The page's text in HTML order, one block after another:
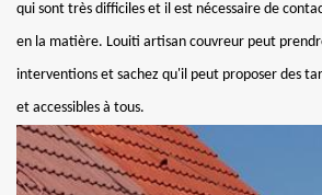
qui sont très difficiles et il est nécessaire de
en la matière. Louiti artisan couvreur peut
interventions et sachez qu'il peut proposer des
et accessibles à tous.